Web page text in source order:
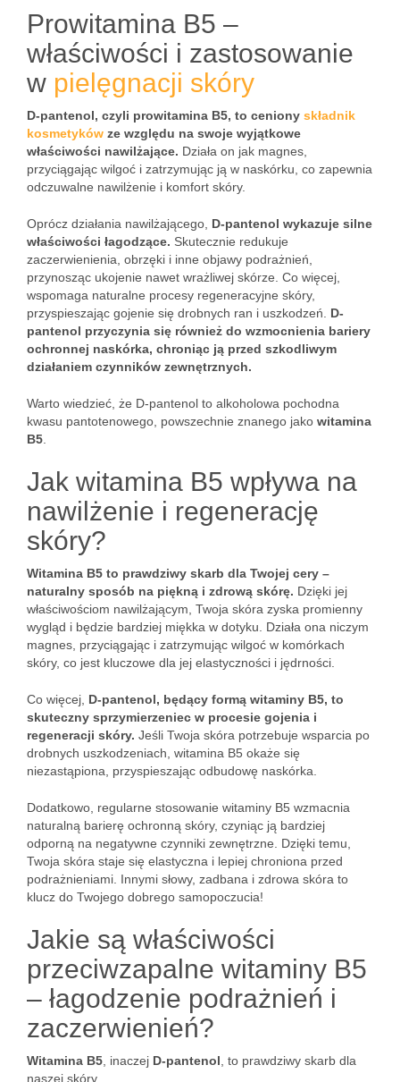
Prowitamina B5 –
właściwości i zastosowanie
w pielęgnacji skóry
D-pantenol, czyli prowitamina B5, to ceniony składnik
kosmetyków ze względu na swoje wyjątkowe
właściwości nawilżające. Działa on jak magnes,
przyciągając wilgoć i zatrzymując ją w naskórku, co zapewnia
odczuwalne nawilżenie i komfort skóry.
Oprócz działania nawilżającego, D-pantenol wykazuje silne
właściwości łagodzące. Skutecznie redukuje
zaczerwienienia, obrzęki i inne objawy podrażnień,
przynosząc ukojenie nawet wrażliwej skórze. Co więcej,
wspomaga naturalne procesy regeneracyjne skóry,
przyspieszając gojenie się drobnych ran i uszkodzeń. D-
pantenol przyczynia się również do wzmocnienia bariery
ochronnej naskórka, chroniąc ją przed szkodliwym
działaniem czynników zewnętrznych.
Warto wiedzieć, że D-pantenol to alkoholowa pochodna
kwasu pantotenowego, powszechnie znanego jako witamina
B5
Jak witamina B5 wpływa na
nawilżenie i regenerację
skóry?
Witamina B5 to prawdziwy skarb dla Twojej cery –
naturalny sposób na piękną i zdrową skórę. Dzięki jej
właściwościom nawilżającym, Twoja skóra zyska promienny
wygląd i będzie bardziej miękka w dotyku. Działa ona niczym
magnes, przyciągając i zatrzymując wilgoć w komórkach
skóry, co jest kluczowe dla jej elastyczności i jędrności.
Co więcej, D-pantenol, będący formą witaminy B5, to
skuteczny sprzymierzeniec w procesie gojenia i
regeneracji skóry. Jeśli Twoja skóra potrzebuje wsparcia po
drobnych uszkodzeniach, witamina B5 okaże się
niezastąpiona, przyspieszając odbudowę naskórka.
Dodatkowo, regularne stosowanie witaminy B5 wzmacnia
naturalną barierę ochronną skóry, czyniąc ją bardziej
odporną na negatywne czynniki zewnętrzne. Dzięki temu,
Twoja skóra staje się elastyczna i lepiej chroniona przed
podrażnieniami. Innymi słowy, zadbana i zdrowa skóra to
klucz do Twojego dobrego samopoczucia!
Jakie są właściwości
przeciwzapalne witaminy B5
– łagodzenie podrażnień i
zaczerwienień?
Witamina B5 , inaczej D-pantenol , to prawdziwy skarb dla
naszej skóry.